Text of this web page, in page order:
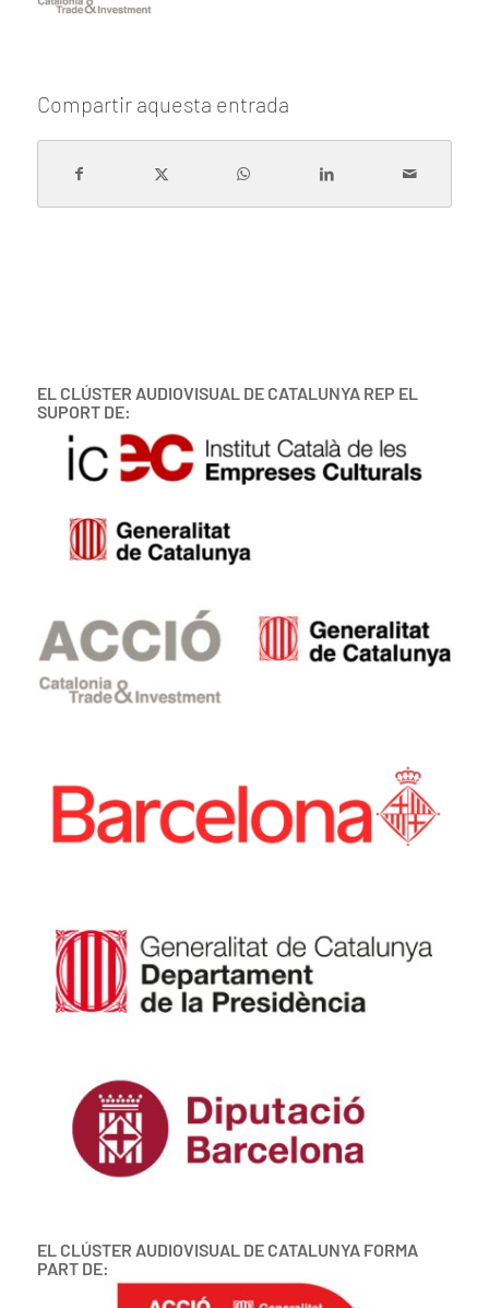
Compartir aquesta entrada
EL CLÚSTER AUDIOVISUAL DE CATALUNYA REP EL
SUPORT DE:
EL CLÚSTER AUDIOVISUAL DE CATALUNYA FORMA
PART DE: